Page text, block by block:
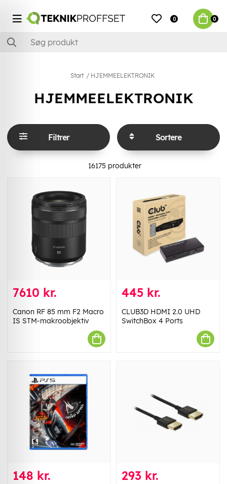
0 0
Start HJEMMEELEKTRONIK
HJEMMEELEKTRONIK
Filtrer Sortere
16175 produkter
7610 kr.
Canon RF 85 mm F2 Macro
IS STM-makroobjektiv
445 kr.
CLUB3D HDMI 2.0 UHD
SwitchBox 4 Ports
148 kr. 293 kr.